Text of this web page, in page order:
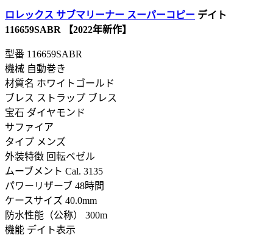
ロレックス サブマリーナー スーパーコピー デイト
116659SABR 【2022年新作】
型番 116659SABR
機械 自動巻き
材質名 ホワイトゴールド
ブレス ストラップ ブレス
宝石 ダイヤモンド
サファイア
タイプ メンズ
外装特徴 回転ベゼル
ムーブメント Cal. 3135
パワーリザーブ 48時間
ケースサイズ 40.0mm
防水性能（公称） 300m
機能 デイト表示